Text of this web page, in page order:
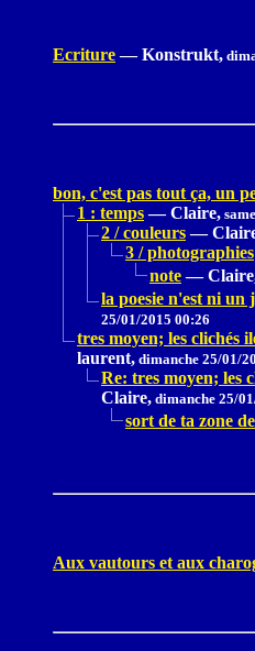
Ecriture — Konstrukt,
bon, c'est pas tout ça, un
1 : temps — Claire,
2 / couleurs —
3 / photographies
note —
la poesie n'est ni un
25/01/2015 00:26
tres moyen; les clichés
laurent, dimanche 25/01/
Re: tres moyen; les
Claire, dimanche 25/
sort de ta zone
Aux vautours et aux